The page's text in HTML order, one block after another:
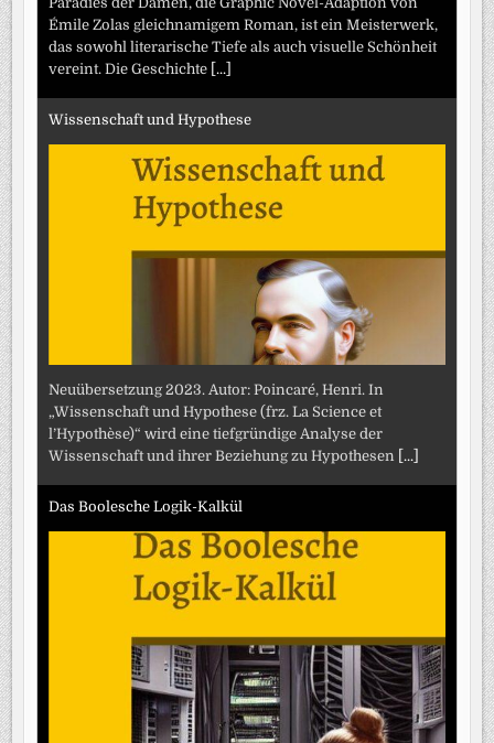
Émile Zolas gleichnamigem Roman, ist ein Meisterwerk,
das sowohl literarische Tiefe als auch visuelle Schönheit
vereint. Die Geschichte [...]
Wissenschaft und Hypothese
Neuübersetzung 2023. Autor: Poincaré, Henri. In
„Wissenschaft und Hypothese (frz. La Science et
l’Hypothèse)“ wird eine tiefgründige Analyse der
Wissenschaft und ihrer Beziehung zu Hypothesen
[...]
Das Boolesche Logik-Kalkül